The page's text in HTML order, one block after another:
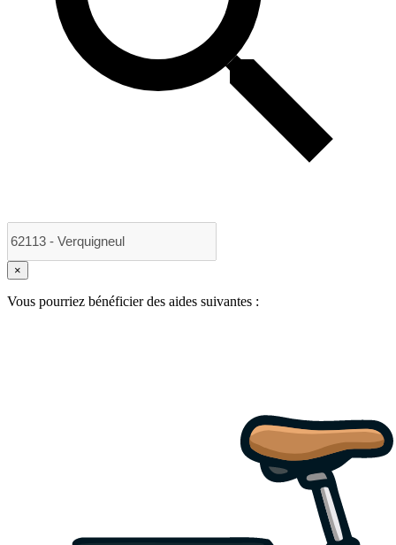
×
Vous pourriez bénéficier des aides suivantes :